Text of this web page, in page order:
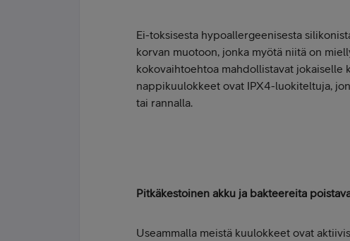
Ei-toksisesta hypoallergeenisesta
korvan muotoon, jonka myötä niitä on
kokovaihtoehtoa mahdollistavat jokaiselle
nappikuulokkeet ovat IPX4-luokiteltuja,
tai rannalla.
Pitkäkestoinen akku ja bakteereita
Useammalla meistä kuulokkeet ovat